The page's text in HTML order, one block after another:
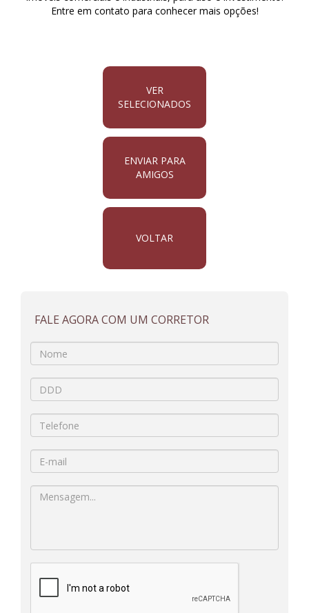
Entre em contato para conhecer mais opções!
VER
SELECIONADOS
ENVIAR PARA
AMIGOS
VOLTAR
FALE AGORA COM UM CORRETOR